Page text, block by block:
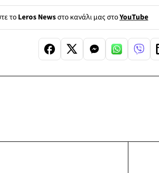
τοLeros Newsστο κανάλι μας στοYouTube